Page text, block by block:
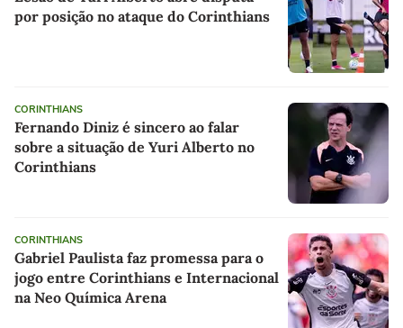
por posição no ataque do Corinthians
CORINTHIANS
Fernando Diniz é sincero ao falar
sobre a situação de Yuri Alberto no
Corinthians
CORINTHIANS
Gabriel Paulista faz promessa para o
jogo entre Corinthians e Internacional
na Neo Química Arena